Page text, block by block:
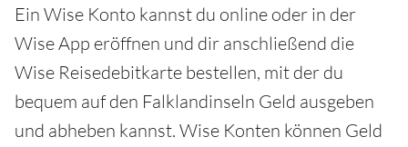
Ein Wise Konto kannst du online oder in der
Wise App eröffnen und dir anschließend die
Wise Reisedebitkarte bestellen, mit der du
bequem auf den Falklandinseln Geld ausgeben
und abheben kannst. Wise Konten können Geld